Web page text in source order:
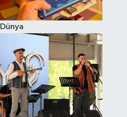
Dünya